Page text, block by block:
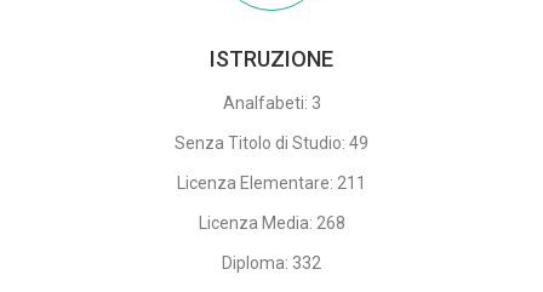
ISTRUZIONE
Analfabeti: 3
Senza Titolo di Studio: 49
Licenza Elementare: 211
Licenza Media: 268
Diploma: 332